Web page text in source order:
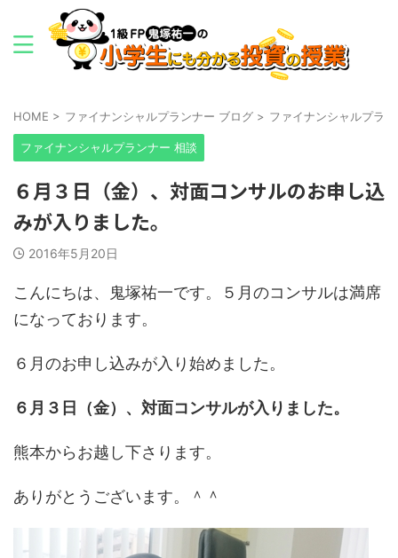
HOME > ファイナンシャルプランナー ブログ > ファイナンシャルプラ
ファイナンシャルプランナー 相談
６月３日（金）、対面コンサルのお申し込
みが入りました。
2016年5月20日
こんにちは、鬼塚祐一です。５月のコンサルは満席
になっております。
６月のお申し込みが入り始めました。
６月３日（金）、対面コンサルが入りました。
熊本からお越し下さります。
ありがとうございます。＾＾